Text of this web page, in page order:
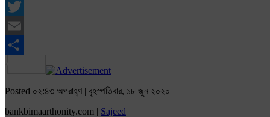
Facebook
Twitter
Email
Share
Posted ০২:৪৩ অপরাহ্ণ | বৃহস্পতিবার, ১৮ জুন ২০২০
bankbimaarthonity.com | Sajeed